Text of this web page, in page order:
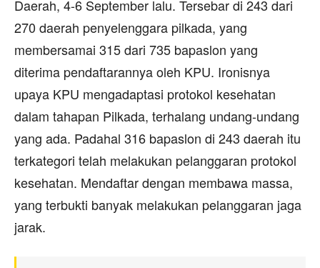
Daerah, 4-6 September lalu. Tersebar di 243 dari
270 daerah penyelenggara pilkada, yang
membersamai 315 dari 735 bapaslon yang
diterima pendaftarannya oleh KPU. Ironisnya
upaya KPU mengadaptasi protokol kesehatan
dalam tahapan Pilkada, terhalang undang-undang
yang ada. Padahal 316 bapaslon di 243 daerah itu
terkategori telah melakukan pelanggaran protokol
kesehatan. Mendaftar dengan membawa massa,
yang terbukti banyak melakukan pelanggaran jaga
jarak.